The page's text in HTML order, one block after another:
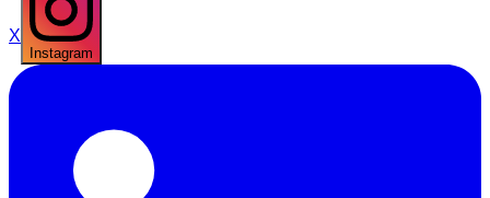
X
Instagram